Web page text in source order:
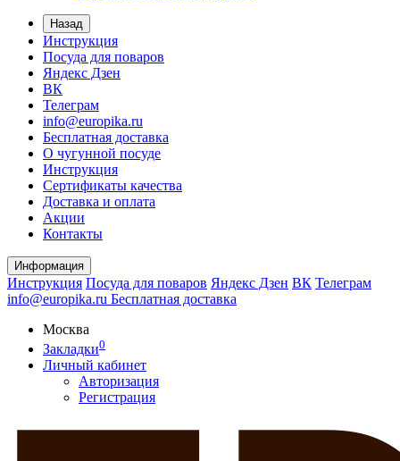
Назад
Инструкция
Посуда для поваров
Яндекс Дзен
ВК
Телеграм
info@europika.ru
Бесплатная доставка
О чугунной посуде
Инструкция
Сертификаты качества
Доставка и оплата
Акции
Контакты
Информация
Инструкция Посуда для поваров Яндекс Дзен ВК Телеграм
info@europika.ru Бесплатная доставка
Москва
Закладки0
Личный кабинет
Авторизация
Регистрация